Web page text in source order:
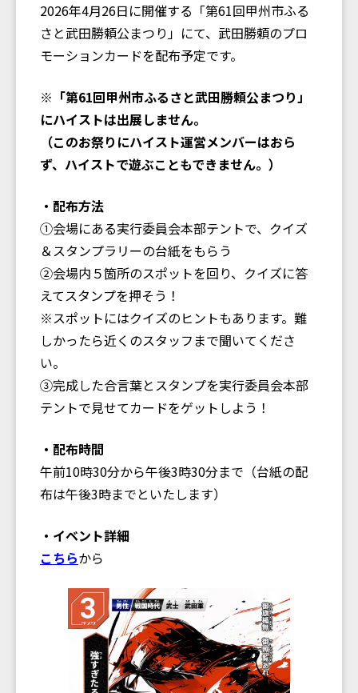
2026年4月26日に開催する「第61回甲州市ふる
さと武田勝頼公まつり」にて、武田勝頼のプロ
モーションカードを配布予定です。
※「第61回甲州市ふるさと武田勝頼公まつり」
にハイストは出展しません。
（このお祭りにハイスト運営メンバーはおら
ず、ハイストで遊ぶこともできません。）
・配布方法
①会場にある実行委員会本部テントで、クイズ
＆スタンプラリーの台紙をもらう
②会場内５箇所のスポットを回り、クイズに答
えてスタンプを押そう！
※スポットにはクイズのヒントもあります。難
しかったら近くのスタッフまで聞いてくださ
い。
③完成した合言葉とスタンプを実行委員会本部
テントで見せてカードをゲットしよう！
・配布時間
午前10時30分から午後3時30分まで（台紙の配
布は午後3時までといたします）
・イベント詳細
こちらから